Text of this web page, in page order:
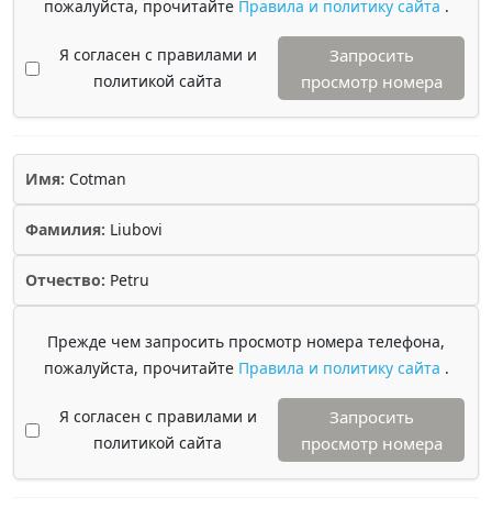
пожалуйста, прочитайте Правила и политику сайта .
Я согласен с правилами и
политикой сайта
Запросить
просмотр номера
Имя: Cotman
Фамилия: Liubovi
Отчество: Petru
Прежде чем запросить просмотр номера телефона,
пожалуйста, прочитайте Правила и политику сайта .
Я согласен с правилами и
политикой сайта
Запросить
просмотр номера